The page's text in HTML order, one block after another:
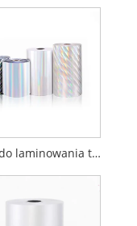
Folia do laminowania termicznego BOPP Hologram